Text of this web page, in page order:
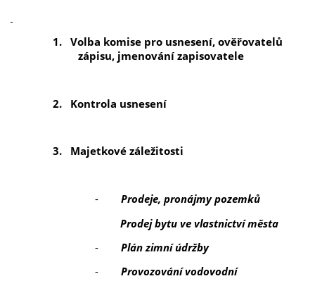
1. Volba komise pro usnesení, ověřovatelů
zápisu, jmenování zapisovatele
2. Kontrola usnesení
3. Majetkové záležitosti
-
Prodeje, pronájmy pozemků
Prodej bytu ve vlastnictví města
-
Plán zimní údržby
-
Provozování vodovodní